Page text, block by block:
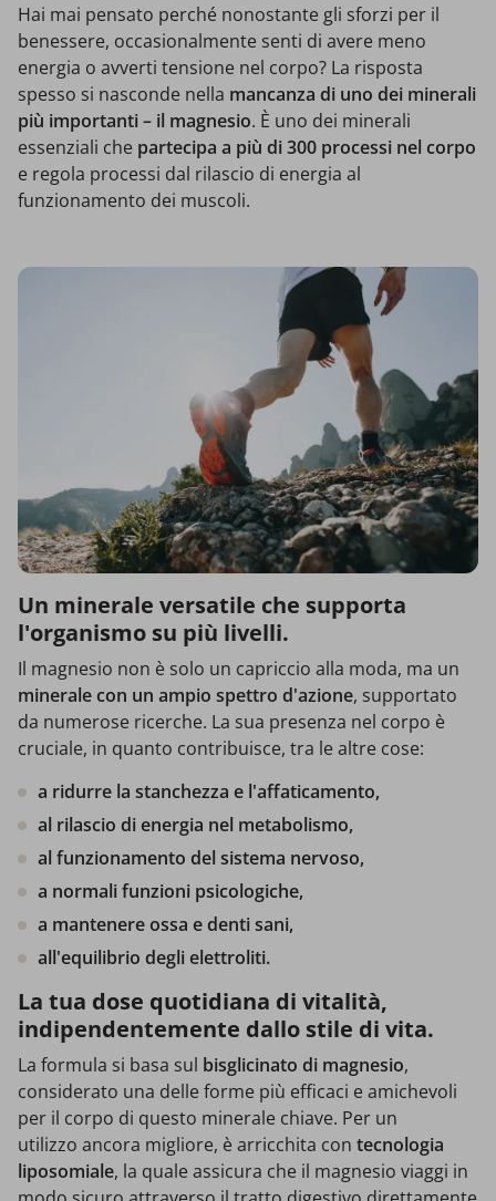
Hai mai pensato perché nonostante gli sforzi per il
benessere, occasionalmente senti di avere meno
energia o avverti tensione nel corpo? La risposta
spesso si nasconde nella mancanza di uno dei minerali
più importanti – il magnesio. È uno dei minerali
essenziali che partecipa a più di 300 processi nel corpo
e regola processi dal rilascio di energia al
funzionamento dei muscoli.
Un minerale versatile che supporta
l'organismo su più livelli.
Il magnesio non è solo un capriccio alla moda, ma un
minerale con un ampio spettro d'azione, supportato
da numerose ricerche. La sua presenza nel corpo è
cruciale, in quanto contribuisce, tra le altre cose:
a ridurre la stanchezza e l'affaticamento,
al rilascio di energia nel metabolismo,
al funzionamento del sistema nervoso,
a normali funzioni psicologiche,
a mantenere ossa e denti sani,
all'equilibrio degli elettroliti.
La tua dose quotidiana di vitalità,
indipendentemente dallo stile di vita.
La formula si basa sul bisglicinato di magnesio,
considerato una delle forme più efficaci e amichevoli
per il corpo di questo minerale chiave. Per un
utilizzo ancora migliore, è arricchita con tecnologia
liposomiale, la quale assicura che il magnesio viaggi in